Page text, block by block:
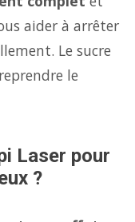
aider à arrêter
Le sucre
le
Laser pour
?